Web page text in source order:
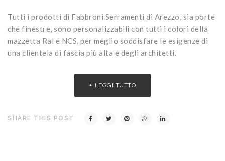
Tutti i prodotti di Fabbroni Serramenti di Arezzo, sia porte
che finestre, sono personalizzabili con tutti i colori della
mazzetta Ral e NCS, per meglio soddisfare le esigenze di
una clientela di fascia più alta e degli architetti.
LEGGI TUTTO
SHARE THIS POST